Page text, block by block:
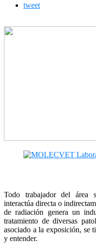
tweet
Todo trabajador del área
interactúa directa o
de radiación genera un
tratamiento de diversas
asociado a la exposición, se
y entender.